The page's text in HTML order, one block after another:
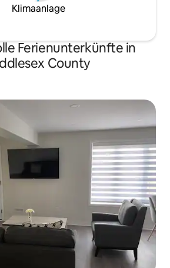
Klimaanlage
Ferienunterkünfte in
County